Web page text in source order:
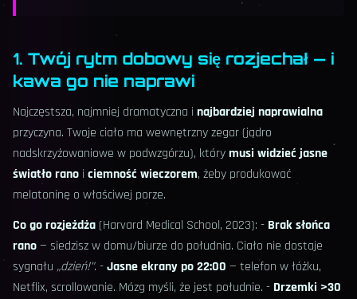
1. Twój rytm dobowy się rozjechał — i
kawa go nie naprawi
Najczęstsza, najmniej dramatyczna i najbardziej naprawialna
przyczyna. Twoje ciało ma wewnętrzny zegar (jądro
nadskrzyżowaniowe w podwzgórzu), którymusi widzieć jasne
światło rano i ciemność wieczorem, żeby produkować
melatoninę o właściwej porze.
Co go rozjeżdża (Harvard Medical School, 2023): - Brak słońca
rano— siedzisz w domu/biurze do południa. Ciało nie dostaje
sygnału „dzień!”. -Jasne ekrany po 22:00 — telefon w łóżku,
Netflix, scrollowanie. Mózg myśli, że jest południe. - Drzemki >30